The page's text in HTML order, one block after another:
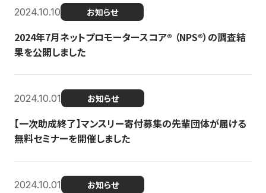
2024.10.10 お知らせ
2024年7月ネットプロモータースコア®︎ （NPS®︎）の調査結
果を公開しました
2024.10.01 お知らせ
【一次助成終了】マンスリー寄付募集の先輩団体が届ける
無料セミナーを開催しました
2024.10.01 お知らせ